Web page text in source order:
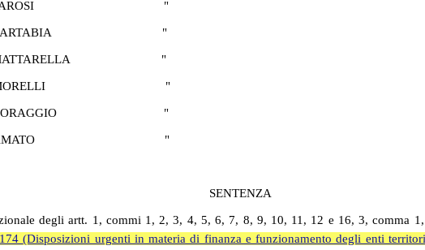
"
"
"
"
"
"
SENTENZA
degli artt. 1, commi 1, 2, 3, 4, 5, 6, 7, 8, 9, 10, 11, 12 e 16, 3, comma 1,
174(Disposizioni urgenti in materia di finanza e funzionamento degli enti